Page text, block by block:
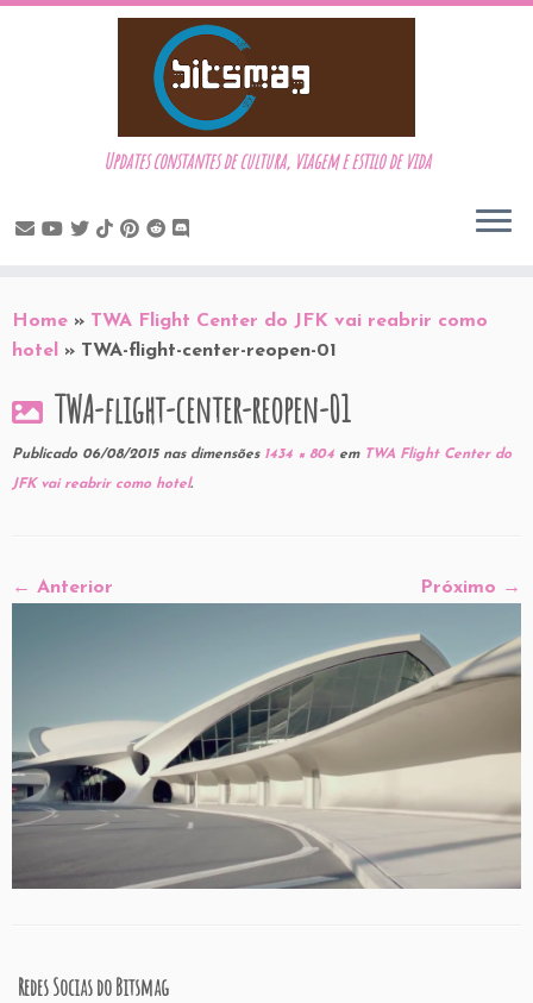
to
content
Updates constantes de cultura, viagem e estilo de vida
Home » TWA Flight Center do JFK vai reabrir como
hotel
» TWA-flight-center-reopen-01
TWA-flight-center-reopen-01
Publicado 06/08/2015nas dimensões1434 × 804 emTWA Flight Center do
JFK vai reabrir como hotel.
← Anterior Próximo →
Redes Socias do Bitsmag